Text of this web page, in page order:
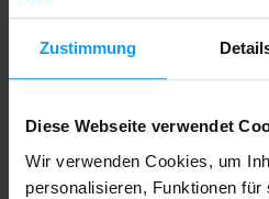
Zustimmung
Diese Webseite verwendet
Wir verwenden Cookies, um
personalisieren, Funktionen
AUF LAGER